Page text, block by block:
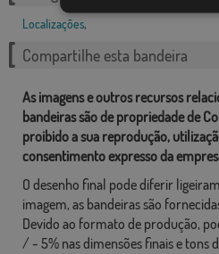
Localizações,
Compartilhe esta bandeira
As imagens e outros recursos
bandeiras são de propriedade de
proibido a sua reprodução,
consentimento expresso da
O desenho final pode diferir
imagem, as bandeiras são
Devido ao formato de produção,
/ - 5% nas dimensões finais e tons